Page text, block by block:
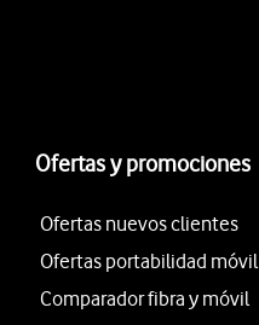
Ofertas y promociones
Ofertas nuevos clientes
Ofertas portabilidad móvil
Comparador fibra y móvil